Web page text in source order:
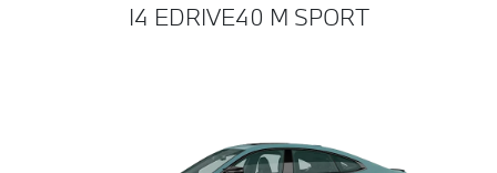
I4 EDRIVE40 M SPORT